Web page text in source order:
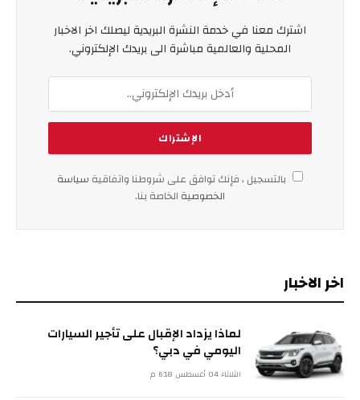
اشترك معنا في خدمة النشرة البريدية ليصلك اخر الاخبار
المحلية والعالمية مباشرة الى بريدك الإلكتروني.
بالتسجيل ، فإنك توافق على شروطنا واتفاقية سياسة
الخصوصية الخاصة بنا.
اخر الاخبار
لماذا يزداد الإقبال على تأجير السيارات
اليومي في دبي؟
الثلاثاء 04 أغسطس 6:18 م